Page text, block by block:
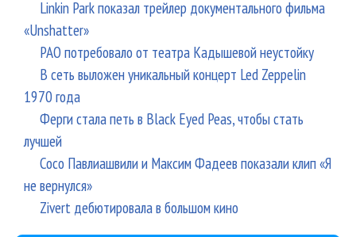
Linkin Park показал трейлер документального фильма
«Unshatter»
РАО потребовало от театра Кадышевой неустойку
В сеть выложен уникальный концерт Led Zeppelin
1970 года
Ферги стала петь в Black Eyed Peas, чтобы стать
лучшей
Сосо Павлиашвили и Максим Фадеев показали клип «Я
не вернулся»
Zivert дебютировала в большом кино